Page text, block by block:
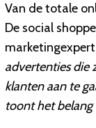
Van de totale
De social
marketingexpert
advertenties die
klanten aan te
toont het belang